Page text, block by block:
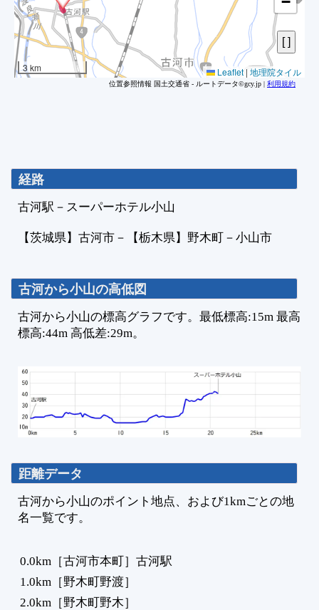
3 km Leaflet | 地理院タイル
位置参照情報 国土交通省 - ルートデータ©gcy.jp | 利用規約
経路
古河駅 － スーパーホテル小山
【茨城県】 古河市 － 【栃木県】 野木町 － 小山市
古河から小山の高低図
古河から小山の標高グラフです。最低標高:15m 最高
標高:44m 高低差:29m。
距離データ
古河から小山のポイント地点、および1kmごとの地
名一覧です。
0.0km［古河市本町］古河駅
1.0km［野木町野渡］
2.0km［野木町野木］